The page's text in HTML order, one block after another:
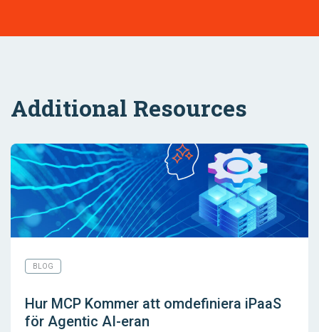
Additional Resources
BLOG
Hur MCP Kommer att omdefiniera iPaaS
för Agentic AI-eran